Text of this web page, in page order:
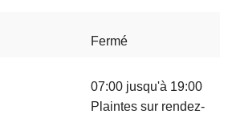
Fermé
07:00 jusqu'à 19:00
Plaintes sur rendez-